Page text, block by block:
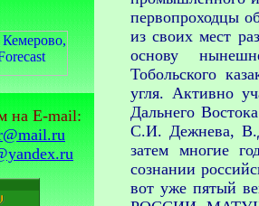
на E-mail:
первопроходцы
из своих мест
основу
Тобольского
угля. Активно
Дальнего
С.И. Дежнева,
затем многие
сознании
вот уже пятый